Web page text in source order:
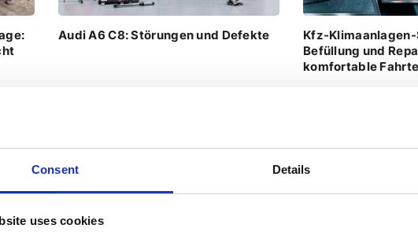
Consent Details
uses cookies
Audi A6 C8: Störungen und Defekte
Kfz-
Befüllung und
komfortable